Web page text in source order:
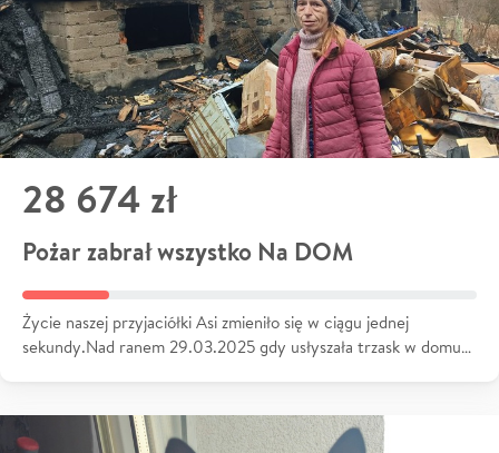
28 674 zł
Pożar zabrał wszystko Na DOM
Życie naszej przyjaciółki Asi zmieniło się w ciągu jednej
sekundy.Nad ranem 29.03.2025 gdy usłyszała trzask w domu…